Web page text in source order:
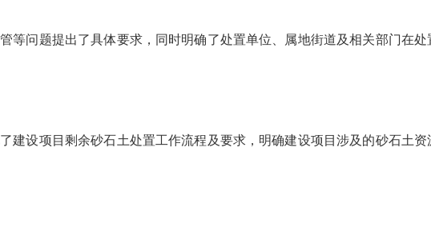
问题提出了具体要求，同时明确了处置单位、属地街道及相关部门在处
设项目剩余砂石土处置工作流程及要求，明确建设项目涉及的砂石土资